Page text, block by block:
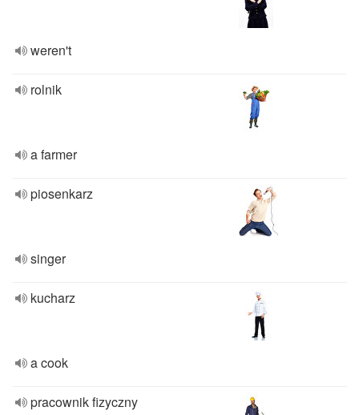
weren't
rolnik
a farmer
piosenkarz
singer
kucharz
a cook
pracownik fizyczny